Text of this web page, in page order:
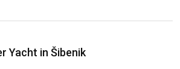
Yacht in Šibenik